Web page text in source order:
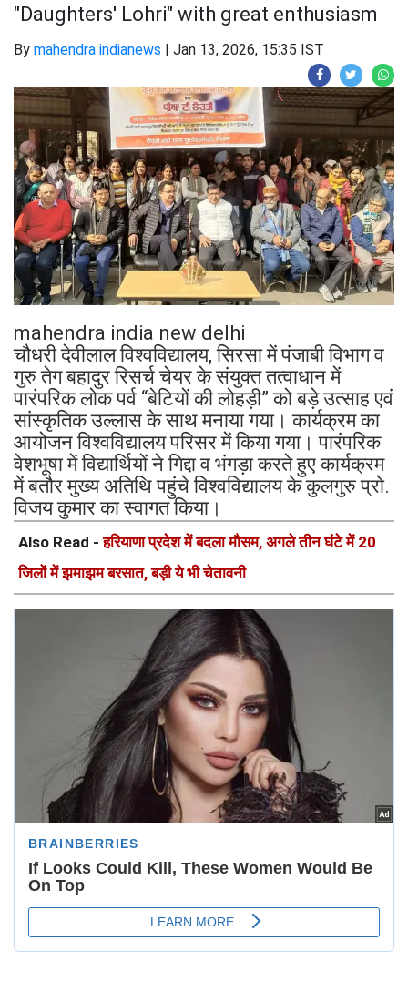
"Daughters' Lohri" with great enthusiasm
By mahendra indianews | Jan 13, 2026, 15:35 IST
mahendra india new delhi
चौधरी देवीलाल विश्वविद्यालय, सिरसा में पंजाबी विभाग व
गुरु तेग बहादुर रिसर्च चेयर के संयुक्त तत्वाधान में
पारंपरिक लोक पर्व “बेटियों की लोहड़ी” को बड़े उत्साह एवं
सांस्कृतिक उल्लास के साथ मनाया गया। कार्यक्रम का
आयोजन विश्वविद्यालय परिसर में किया गया। पारंपरिक
वेशभूषा में विद्यार्थियों ने गिद्दा व भंगड़ा करते हुए कार्यक्रम
में बतौर मुख्य अतिथि पहुंचे विश्वविद्यालय के कुलगुरु प्रो.
विजय कुमार का स्वागत किया।
Also Read -हरियाणा प्रदेश में बदला मौसम, अगले तीन घंटे में 20
जिलों में झमाझम बरसात, बड़ी ये भी चेतावनी